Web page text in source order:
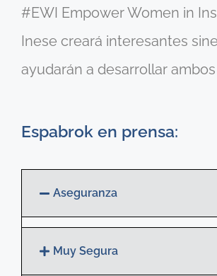
#EWI Empower Women in
Inese creará interesantes
ayudarán a desarrollar ambos
Espabrok en prensa:
Aseguranza
Muy Segura